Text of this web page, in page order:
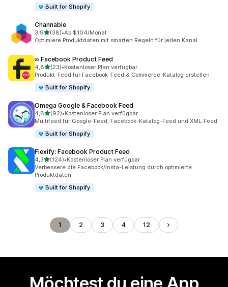
Built for Shopify
Channable
3,9von 5 Sternen
(38)
38 Rezensionen insgesamt
•Ab $104/Monat
Optimiere Produktdaten mit smarten Regeln für jeden Kanal
∞ Facebook Product Feed
4,8von 5 Sternen
(23)
23 Rezensionen insgesamt
•Kostenloser Plan verfügbar
Produkt-Feed für Facebook-Feed & Commerce-Katalog erstellen
Built for Shopify
Omega Google & Facebook Feed
4,8von 5 Sternen
(92)
92 Rezensionen insgesamt
•Kostenloser Plan verfügbar
Multifeed für Google-Feed, Facebook-Katalog-Feed und XML-Feed
Built for Shopify
Flexify: Facebook Product Feed
4,3von 5 Sternen
(124)
124 Rezensionen insgesamt
•Kostenloser Plan verfügbar
Verbessere die Facebook/Insta-Leistung durch optimierte
Produktdaten
Built for Shopify
1 2 3 4 12
Möchtest du eine App